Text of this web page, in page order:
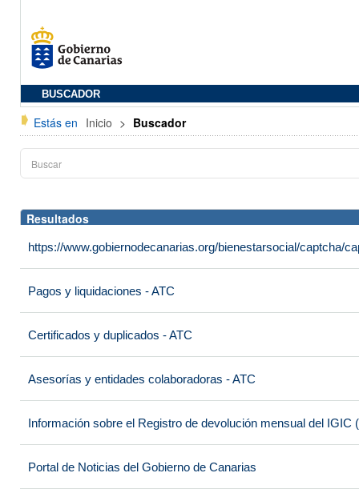
BUSCADOR
Estás en Inicio > Buscador
Resultados
https://www.gobiernodecanarias.org/bienestarsocial/captcha/
Pagos y liquidaciones - ATC
Certificados y duplicados - ATC
Asesorías y entidades colaboradoras - ATC
Información sobre el Registro de devolución mensual del IGIC
Portal de Noticias del Gobierno de Canarias